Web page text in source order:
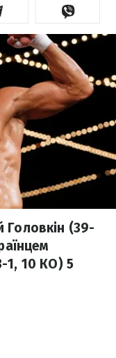
Головкін (39-
1, 10 КО) 5